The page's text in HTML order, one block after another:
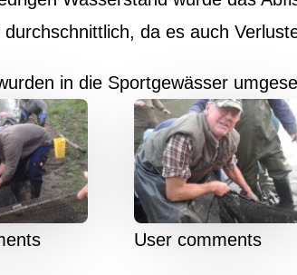
durchschnittlich, da es auch
in die Sportgewässer
User comments